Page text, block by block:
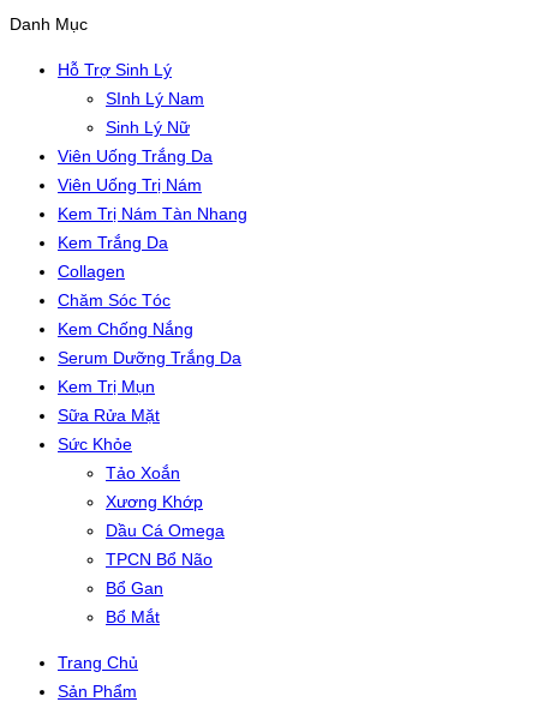
Danh Mục
Hỗ Trợ Sinh Lý
SInh Lý Nam
Sinh Lý Nữ
Viên Uống Trắng Da
Viên Uống Trị Nám
Kem Trị Nám Tàn Nhang
Kem Trắng Da
Collagen
Chăm Sóc Tóc
Kem Chống Nắng
Serum Dưỡng Trắng Da
Kem Trị Mụn
Sữa Rửa Mặt
Sức Khỏe
Tảo Xoắn
Xương Khớp
Dầu Cá Omega
TPCN Bổ Não
Bổ Gan
Bổ Mắt
Trang Chủ
Sản Phẩm